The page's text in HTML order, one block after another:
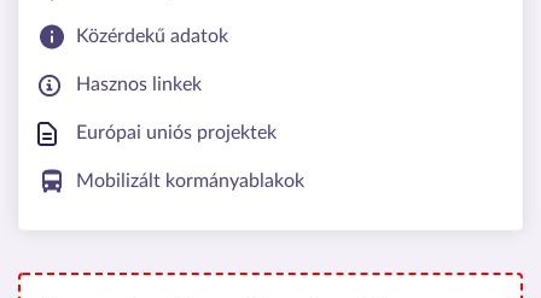
Közérdekű adatok
Hasznos linkek
Európai uniós projektek
Mobilizált kormányablakok